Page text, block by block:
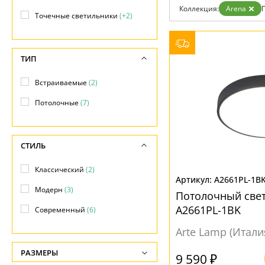
Доставка и оплата
Гарантия
Отзывы
Установка
Бренды
Контакты
Коллекция: Arena
A2661PL-
Потолочный
A2661PL-1BK
Arte Lamp
9 590 ₽
Точечные светильники (+2)
ТИП
Встраиваемые(2)
Потолочные(7)
СТИЛЬ
Классический (2)
Модерн (3)
Современный (6)
РАЗМЕРЫ